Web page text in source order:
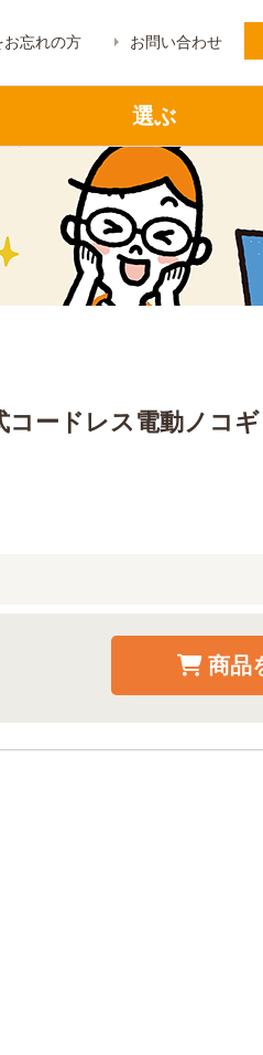
お問い合わせ
お忘れの方
選ぶ
ードレス電動ノコギ